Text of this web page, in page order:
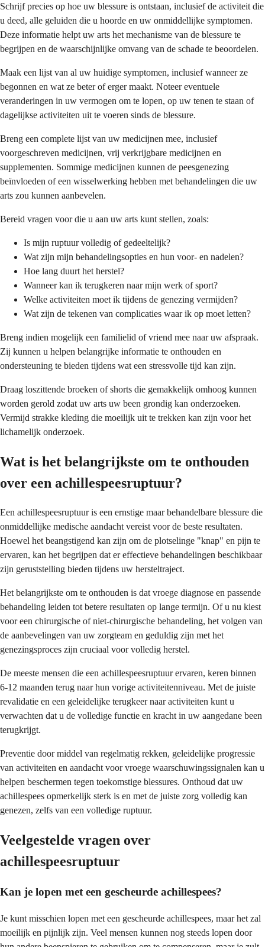
Schrijf precies op hoe uw blessure is ontstaan, inclusief de activiteit die
u deed, alle geluiden die u hoorde en uw onmiddellijke symptomen.
Deze informatie helpt uw arts het mechanisme van de blessure te
begrijpen en de waarschijnlijke omvang van de schade te beoordelen.
Maak een lijst van al uw huidige symptomen, inclusief wanneer ze
begonnen en wat ze beter of erger maakt. Noteer eventuele
veranderingen in uw vermogen om te lopen, op uw tenen te staan of
dagelijkse activiteiten uit te voeren sinds de blessure.
Breng een complete lijst van uw medicijnen mee, inclusief
voorgeschreven medicijnen, vrij verkrijgbare medicijnen en
supplementen. Sommige medicijnen kunnen de peesgenezing
beïnvloeden of een wisselwerking hebben met behandelingen die uw
arts zou kunnen aanbevelen.
Bereid vragen voor die u aan uw arts kunt stellen, zoals:
Is mijn ruptuur volledig of gedeeltelijk?
Wat zijn mijn behandelingsopties en hun voor- en nadelen?
Hoe lang duurt het herstel?
Wanneer kan ik terugkeren naar mijn werk of sport?
Welke activiteiten moet ik tijdens de genezing vermijden?
Wat zijn de tekenen van complicaties waar ik op moet letten?
Breng indien mogelijk een familielid of vriend mee naar uw afspraak.
Zij kunnen u helpen belangrijke informatie te onthouden en
ondersteuning te bieden tijdens wat een stressvolle tijd kan zijn.
Draag loszittende broeken of shorts die gemakkelijk omhoog kunnen
worden gerold zodat uw arts uw been grondig kan onderzoeken.
Vermijd strakke kleding die moeilijk uit te trekken kan zijn voor het
lichamelijk onderzoek.
Wat is het belangrijkste om te onthouden
over een achillespeesruptuur?
Een achillespeesruptuur is een ernstige maar behandelbare blessure die
onmiddellijke medische aandacht vereist voor de beste resultaten.
Hoewel het beangstigend kan zijn om de plotselinge "knap" en pijn te
ervaren, kan het begrijpen dat er effectieve behandelingen beschikbaar
zijn geruststelling bieden tijdens uw hersteltraject.
Het belangrijkste om te onthouden is dat vroege diagnose en passende
behandeling leiden tot betere resultaten op lange termijn. Of u nu kiest
voor een chirurgische of niet-chirurgische behandeling, het volgen van
de aanbevelingen van uw zorgteam en geduldig zijn met het
genezingsproces zijn cruciaal voor volledig herstel.
De meeste mensen die een achillespeesruptuur ervaren, keren binnen
6-12 maanden terug naar hun vorige activiteitenniveau. Met de juiste
revalidatie en een geleidelijke terugkeer naar activiteiten kunt u
verwachten dat u de volledige functie en kracht in uw aangedane been
terugkrijgt.
Preventie door middel van regelmatig rekken, geleidelijke progressie
van activiteiten en aandacht voor vroege waarschuwingssignalen kan u
helpen beschermen tegen toekomstige blessures. Onthoud dat uw
achillespees opmerkelijk sterk is en met de juiste zorg volledig kan
genezen, zelfs van een volledige ruptuur.
Veelgestelde vragen over
achillespeesruptuur
Kan je lopen met een gescheurde achillespees?
Je kunt misschien lopen met een gescheurde achillespees, maar het zal
moeilijk en pijnlijk zijn. Veel mensen kunnen nog steeds lopen door